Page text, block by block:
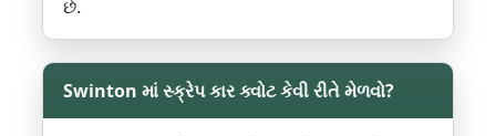
છે.
Swinton માં સ્ક્રેપ કાર ક્વોટ કેવી રીતે મેળવો?